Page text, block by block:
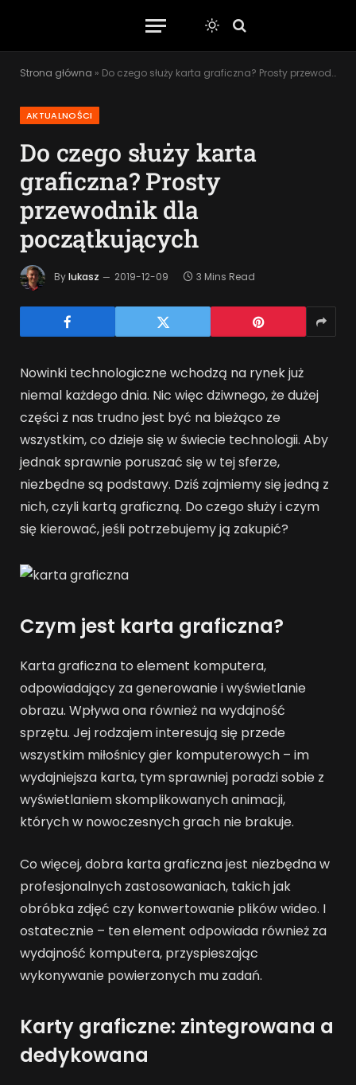
Strona główna » Do czego służy karta graficzna? Prosty przewodnik dla początkujących
AKTUALNOŚCI
Do czego służy karta
graficzna? Prosty
przewodnik dla
początkujących
Bylukasz 2019-12-09 3 Mins Read
Nowinki technologiczne wchodzą na rynek już
niemal każdego dnia. Nic więc dziwnego, że dużej
części z nas trudno jest być na bieżąco ze
wszystkim, co dzieje się w świecie technologii. Aby
jednak sprawnie poruszać się w tej sferze,
niezbędne są podstawy. Dziś zajmiemy się jedną z
nich, czyli kartą graficzną. Do czego służy i czym
się kierować, jeśli potrzebujemy ją zakupić?
Czym jest karta graficzna?
Karta graficzna to element komputera,
odpowiadający za generowanie i wyświetlanie
obrazu. Wpływa ona również na wydajność
sprzętu. Jej rodzajem interesują się przede
wszystkim miłośnicy gier komputerowych – im
wydajniejsza karta, tym sprawniej poradzi sobie z
wyświetlaniem skomplikowanych animacji,
których w nowoczesnych grach nie brakuje.
Co więcej, dobra karta graficzna jest niezbędna w
profesjonalnych zastosowaniach, takich jak
obróbka zdjęć czy konwertowanie plików wideo. I
ostatecznie – ten element odpowiada również za
wydajność komputera, przyspieszając
wykonywanie powierzonych mu zadań.
Karty graficzne: zintegrowana a
dedykowana